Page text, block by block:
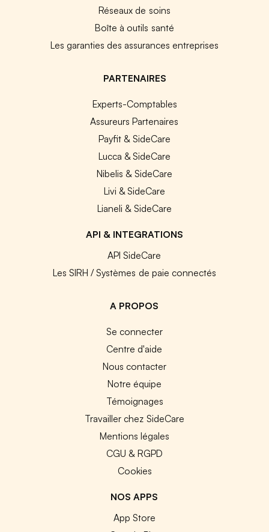
Réseaux de soins
Boîte à outils santé
Les garanties des assurances entreprises
PARTENAIRES
Experts-Comptables
Assureurs Partenaires
Payfit & SideCare
Lucca & SideCare
Nibelis & SideCare
Livi & SideCare
Lianeli & SideCare
API & INTEGRATIONS
API SideCare
Les SIRH / Systèmes de paie connectés
A PROPOS
Se connecter
Centre d'aide
Nous contacter
Notre équipe
Témoignages
Travailler chez SideCare
Mentions légales
CGU & RGPD
Cookies
NOS APPS
App Store